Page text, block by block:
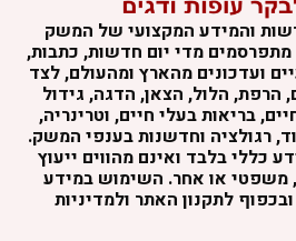
והמידע המקצועי של המשק
מדי יום חדשות, כתבות,
ועדכונים מהארץ ומהעולם, לצד
הרפת, הלול, הצאן, הדגה, גידול
בריאות בעלי חיים, וטרינריה,
רגולציה וחדשנות בענפי המשק.
כללי בלבד ואינם מהווים ייעוץ
משפטי או אחר. השימוש במידע
לתקנון האתר ולמדיניות